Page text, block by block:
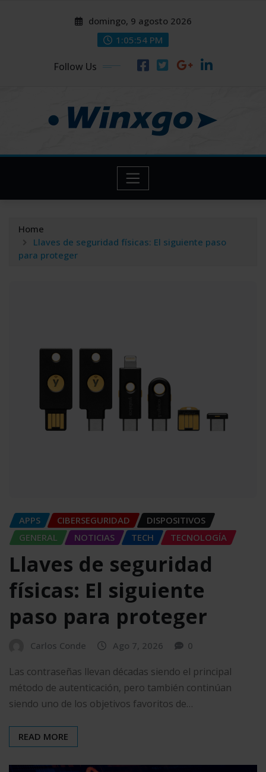
domingo, 9 agosto 2026
1:05:55 PM
Follow Us
Home
Llaves de seguridad físicas: El siguiente paso
para proteger
APPS CIBERSEGURIDAD
DISPOSITIVOS
GENERAL
NOTICIAS TECH TECNOLOGÍA
Llaves de seguridad
físicas: El siguiente
paso para proteger
Carlos Conde Ago 7, 2026 0
Las contraseñas llevan décadas siendo el principal
método de autenticación, pero también continúan
siendo uno de los objetivos favoritos de…
READ MORE